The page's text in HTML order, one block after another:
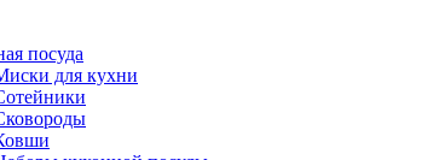
посуда
для кухни